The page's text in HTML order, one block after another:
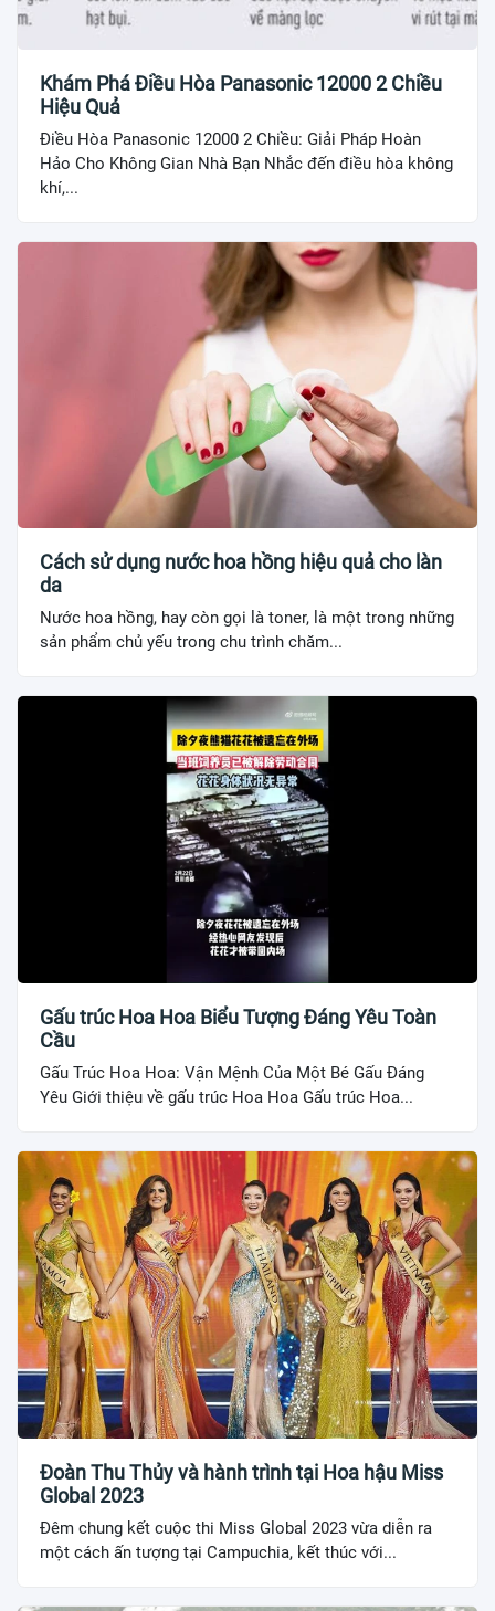
Khám Phá Điều Hòa Panasonic 12000 2 Chiều
Hiệu Quả
Điều Hòa Panasonic 12000 2 Chiều: Giải Pháp Hoàn
Hảo Cho Không Gian Nhà Bạn Nhắc đến điều hòa không
khí,...
Cách sử dụng nước hoa hồng hiệu quả cho làn
da
Nước hoa hồng, hay còn gọi là toner, là một trong những
sản phẩm chủ yếu trong chu trình chăm...
Gấu trúc Hoa Hoa Biểu Tượng Đáng Yêu Toàn
Cầu
Gấu Trúc Hoa Hoa: Vận Mệnh Của Một Bé Gấu Đáng
Yêu Giới thiệu về gấu trúc Hoa Hoa Gấu trúc Hoa...
Đoàn Thu Thủy và hành trình tại Hoa hậu Miss
Global 2023
Đêm chung kết cuộc thi Miss Global 2023 vừa diễn ra
một cách ấn tượng tại Campuchia, kết thúc với...